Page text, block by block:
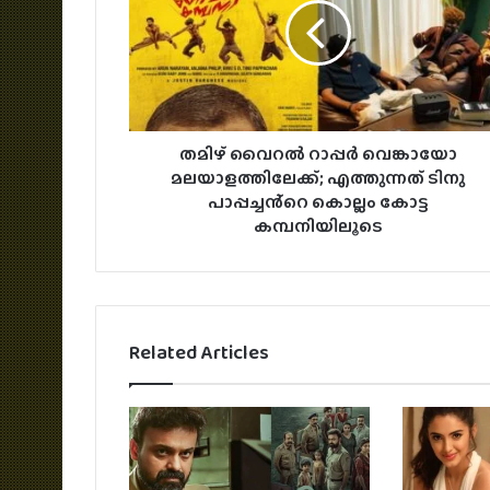
തമിഴ് വൈറൽ റാപ്പർ വെങ്കായോ
മലയാളത്തിലേക്ക്; എത്തുന്നത് ടിനു
പാപ്പച്ചൻ്റെ കൊല്ലം കോട്ട
കമ്പനിയിലൂടെ
Related Articles